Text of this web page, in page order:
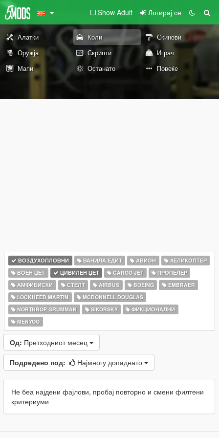
Show Adult Логирај се
Алатки Коли
Скинови
Оружја
Скрипти
Играч
Мапи
Останато Повеќе
ВОЗДУХОПЛОВНИ ВАНИЛА ЕДИТ АВИОН
ХЕЛИКОПТЕР
ВОЕН ЏЕТ
ЦИВИЛЕН ЏЕТ CARGO JET
ПРОПЕЛЕР
АМФИБИСКИ
СТЕЛТ AIRBUS BOEING
EMBRAER
LOCKHEED MARTIN
MCDONNELL DOUGLAS
NORTHROP GRUMMAN
SIKORSKY
ФИКЦИОНАЛНИ
MENYOO
Од: Претходниот месец
Подредено под: Најмногу допаднато
Не беа најдени фајлови, пробај повторно и смени филтени
критериуми